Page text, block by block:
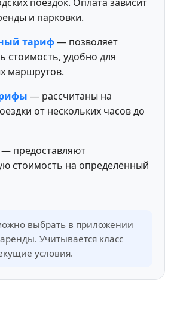
и парковки.
тариф— позволяет
стоимость, удобно для
маршрутов.
— рассчитаны на
от нескольких часов до
— предоставляют
стоимость на определённый
выбрать в приложении
Учитывается класс
условия.